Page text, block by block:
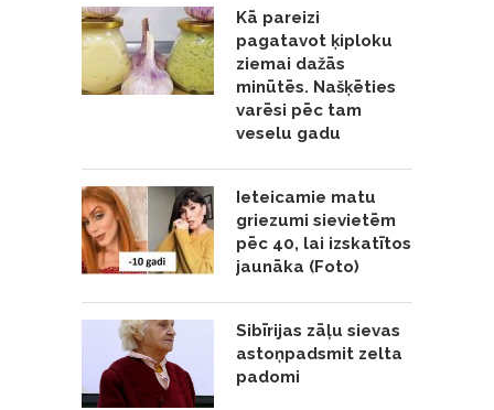
Kā pareizi
pagatavot ķiploku
ziemai dažās
minūtēs. Našķēties
varēsi pēc tam
veselu gadu
Ieteicamie matu
griezumi sievietēm
pēc 40, lai izskatītos
jaunāka (Foto)
Sibīrijas zāļu sievas
astoņpadsmit zelta
padomi